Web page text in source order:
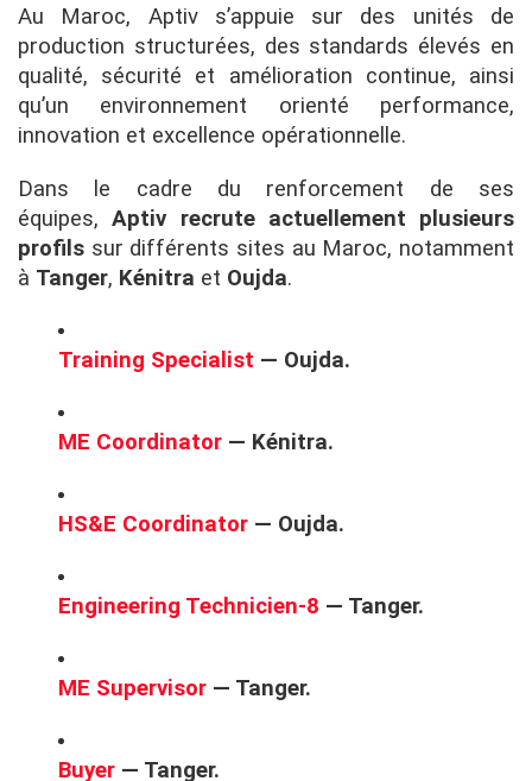
Au Maroc, Aptiv s’appuie sur des unités de
production structurées, des standards élevés en
qualité, sécurité et amélioration continue, ainsi
qu’un environnement orienté performance,
innovation et excellence opérationnelle.
Dans le cadre du renforcement de ses
équipes,Aptiv recrute actuellement plusieurs
profils sur différents sites au Maroc, notamment
à Tanger, Kénitra et Oujda.
Training Specialist — Oujda.
ME Coordinator — Kénitra.
HS&E Coordinator — Oujda.
Engineering Technicien-8 — Tanger.
ME Supervisor — Tanger.
Buyer — Tanger.